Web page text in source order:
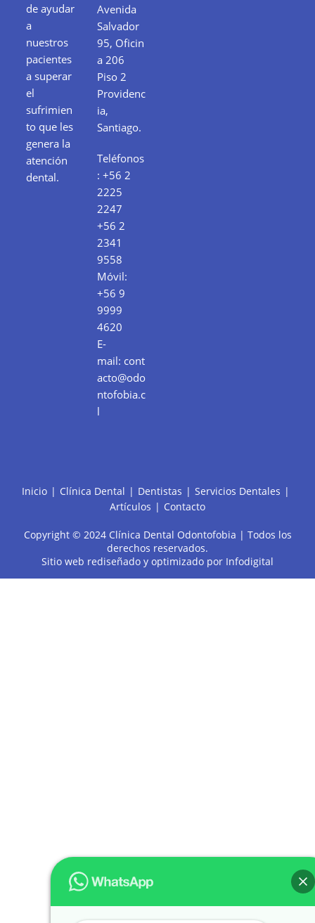
de ayudar
a
nuestros
pacientes
a superar
el
sufrimien
to que les
genera la
atención
dental.
Avenida
Salvador
95, Oficin
a 206
Piso 2
Providenc
ia,
Santiago.
Teléfonos
:+56 2
2225
2247
+56 2
2341
9558
Móvil:
+56 9
9999
4620
E-
mail: cont
acto@odo
ntofobia.c
l
Inicio Clínica Dental Dentistas
Servicios Dentales
Artículos
Contacto
Copyright © 2024 Clínica Dental Odontofobia | Todos los
derechos reservados.
Sitio web rediseñado y optimizado por Infodigital